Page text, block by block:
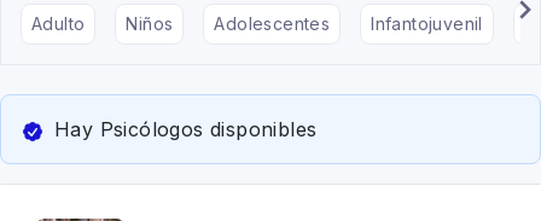
Adulto Niños Adolescentes Infantojuvenil
Hay Psicólogos disponibles